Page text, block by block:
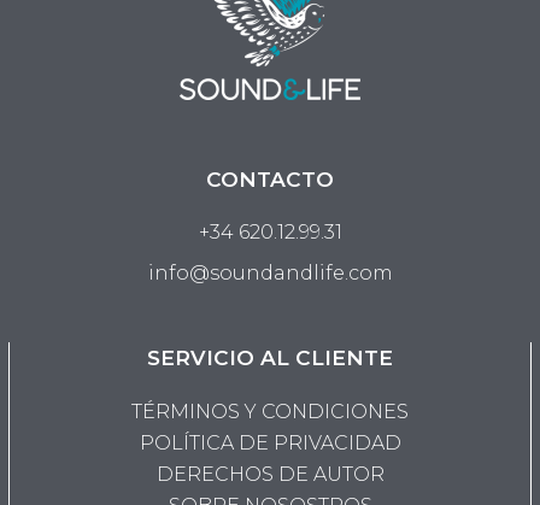
CONTACTO
+34 620.12.99.31
info@soundandlife.com
SERVICIO AL CLIENTE
TÉRMINOS Y CONDICIONES
POLÍTICA DE PRIVACIDAD
DERECHOS DE AUTOR